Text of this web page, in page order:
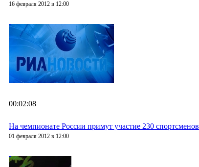
16 февраля 2012 в 12:00
00:02:08
На чемпионате России примут участие 230 спортсменов
01 февраля 2012 в 12:00